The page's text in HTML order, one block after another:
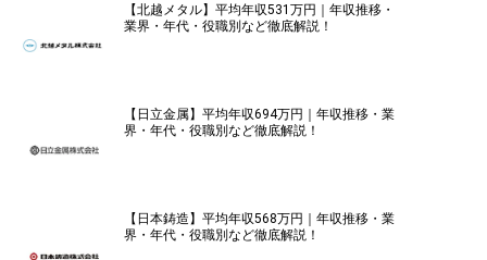
【北越メタル】平均年収531万円｜年収推移・
業界・年代・役職別など徹底解説！
【日立金属】平均年収694万円｜年収推移・業
界・年代・役職別など徹底解説！
【日本鋳造】平均年収568万円｜年収推移・業
界・年代・役職別など徹底解説！